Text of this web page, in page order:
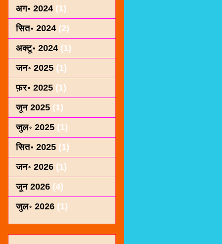
अग॰ 2024 (1)
सित॰ 2024 (2)
अक्टू॰ 2024 (1)
जन॰ 2025 (1)
फ़र॰ 2025 (1)
जून 2025 (1)
जुल॰ 2025 (1)
सित॰ 2025 (1)
जन॰ 2026 (1)
जून 2026 (4)
जुल॰ 2026 (1)